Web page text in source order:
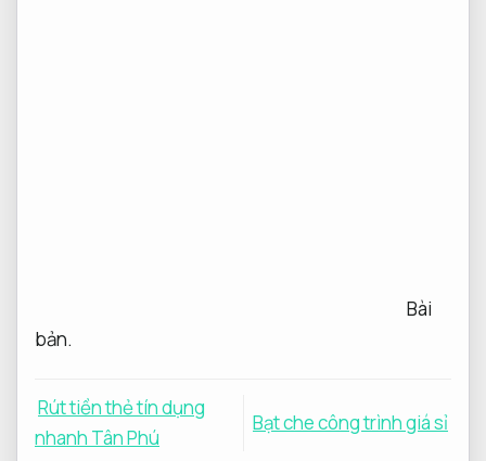
Bài
bản.
Rút tiền thẻ tín dụng
nhanh Tân Phú
Bạt che công trình giá sỉ